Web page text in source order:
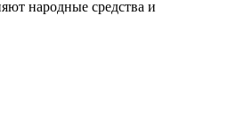
народные средства и